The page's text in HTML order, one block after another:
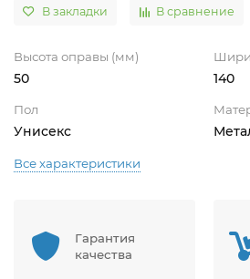
В закладки В сравнение
Высота оправы (мм)
50 140
Пол
Унисекс
Все характеристики
Гарантия
качества